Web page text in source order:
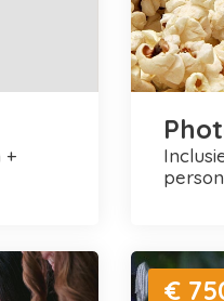
inclusief popcornmachine met
€